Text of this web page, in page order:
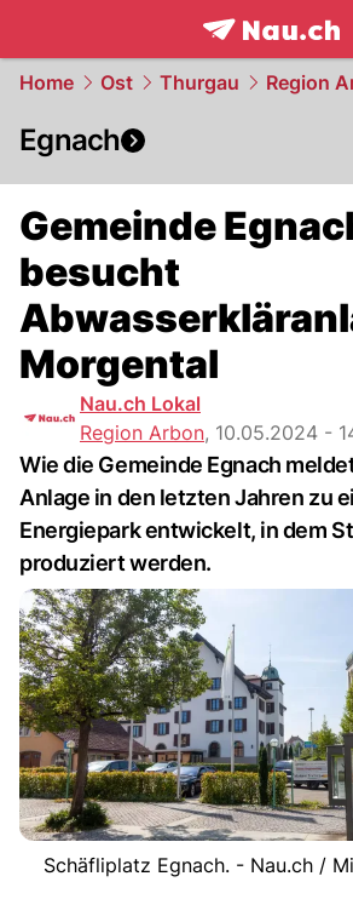
frontpage.
Home Ost Thurgau Region
Egnach
Gemeinde
besucht
Morgental
Nau.ch Lokal
Region Arbon, 10.05.2024 -
Wie die Gemeinde Egnach
Anlage in den letzten Jahren zu
Energiepark entwickelt, in dem
produziert werden.
Schäfliplatz Egnach. - Nau.ch /